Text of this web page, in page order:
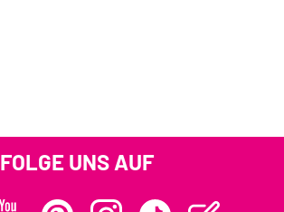
FOLGE UNS AUF